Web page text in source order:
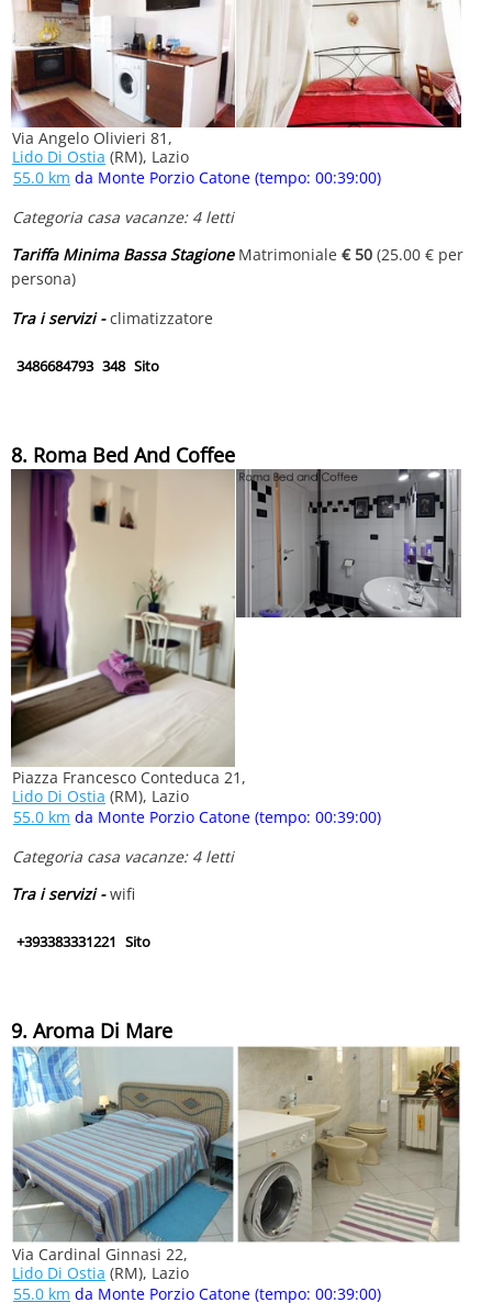
Via Angelo Olivieri 81,
Lido Di Ostia (RM), Lazio
55.0 km da Monte Porzio Catone (tempo: 00:39:00)
Categoria casa vacanze: 4 letti
Tariffa Minima Bassa StagioneMatrimoniale € 50 (25.00 € per
persona)
Tra i servizi -climatizzatore
3486684793 348 Sito
8. Roma Bed And Coffee
Piazza Francesco Conteduca 21,
Lido Di Ostia (RM), Lazio
55.0 km da Monte Porzio Catone (tempo: 00:39:00)
Categoria casa vacanze: 4 letti
Tra i servizi -wifi
+393383331221 Sito
9. Aroma Di Mare
Via Cardinal Ginnasi 22,
Lido Di Ostia (RM), Lazio
55.0 km da Monte Porzio Catone (tempo: 00:39:00)